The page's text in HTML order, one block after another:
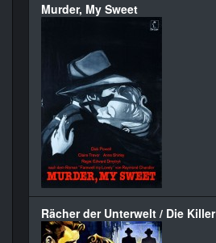
Murder, My Sweet
Rächer der Unterwelt / Die Killer